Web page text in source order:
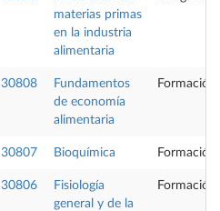
materias primas
en la industria
alimentaria
30808
Fundamentos
de economía
alimentaria
Formación
30807 Bioquímica Formación
30806
Fisiología
general y de la
Formación